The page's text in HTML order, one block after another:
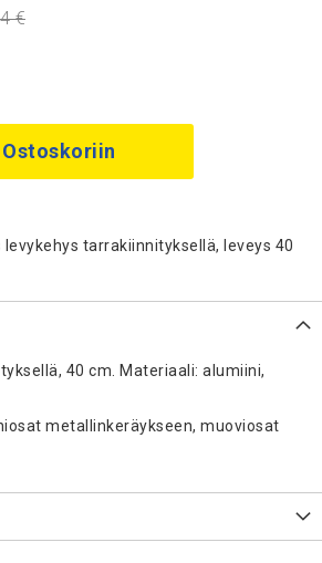
€
Ostoskoriin
tarrakiinnityksellä, leveys 40
40 cm. Materiaali: alumiini,
metallinkeräykseen, muoviosat